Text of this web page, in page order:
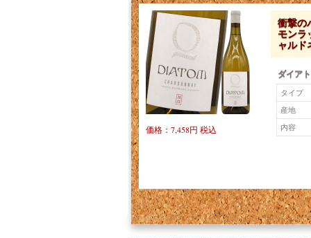
衝撃の
モンラ
ャル
ダイア
タイプ
産地
内容
価格：7,458円 税込